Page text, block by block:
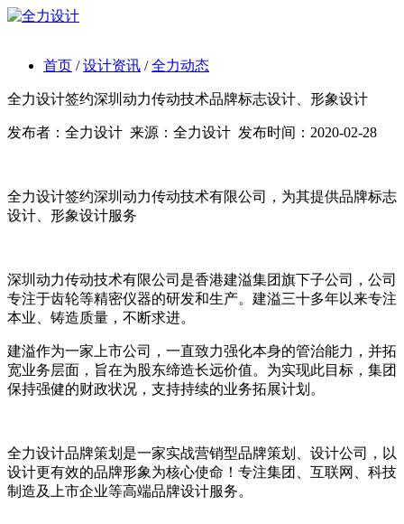
首页 /设计资讯 /全力动态
全力设计签约深圳动力传动技术品牌标志设计、形象设计
发布者： 全力设计 来源： 全力设计 发布时间： 2020-02-28
全力设计签约深圳动力传动技术有限公司，为其提供品牌标志
设计、形象设计服务
深圳动力传动技术有限公司是香港建溢集团旗下子公司，公司
专注于齿轮等精密仪器的研发和生产。建溢三十多年以来专注
本业、铸造质量，不断求进。
建溢作为一家上市公司，一直致力强化本身的管治能力，并拓
宽业务层面，旨在为股东缔造长远价值。为实现此目标，集团
保持强健的财政状况，支持持续的业务拓展计划。
全力设计品牌策划是一家实战营销型品牌策划、设计公司，以
设计更有效的品牌形象为核心使命！专注集团、互联网、科技
制造及上市企业等高端品牌设计服务。